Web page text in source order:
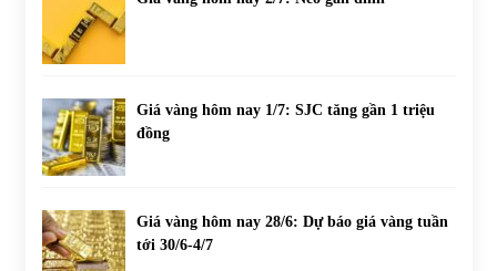
Giá vàng hôm nay 1/7: SJC tăng gần 1 triệu
đồng
Giá vàng hôm nay 28/6: Dự báo giá vàng tuần
tới 30/6-4/7